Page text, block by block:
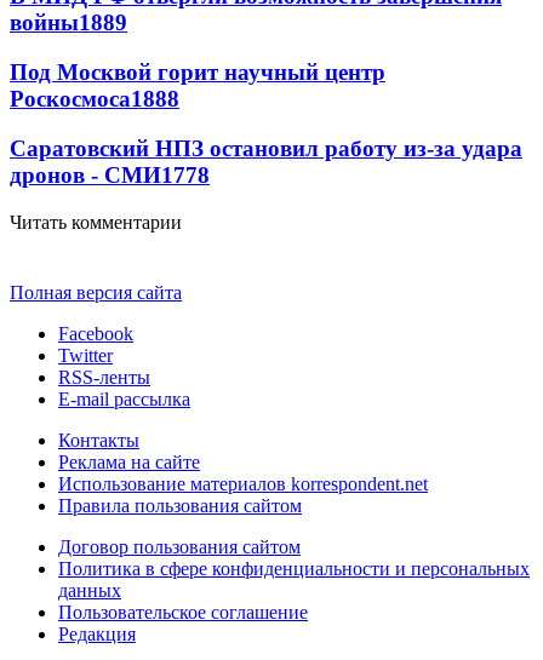
войны1889
Под Москвой горит научный центр
Роскосмоса1888
Саратовский НПЗ остановил работу из-за удара
дронов - СМИ1778
Читать комментарии
Полная версия сайта
Facebook
Twitter
RSS-ленты
E-mail рассылка
Контакты
Реклама на сайте
Использование материалов korrespondent.net
Правила пользования сайтом
Договор пользования сайтом
Политика в сфере конфиденциальности и персональных
данных
Пользовательское соглашение
Редакция